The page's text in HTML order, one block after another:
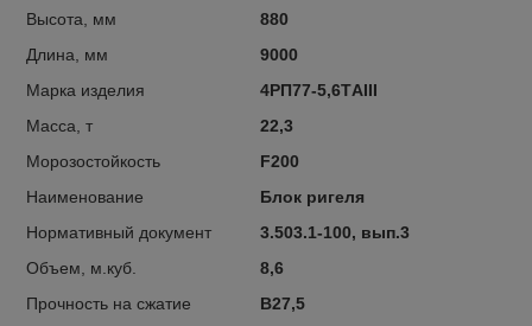
Высота, мм
880
Длина, мм
9000
Марка изделия
4РП77-5,6ТAIII
Масса, т
22,3
Морозостойкость
F200
Наименование
Блок ригеля
Нормативный документ
3.503.1-100, вып.3
Объем, м.куб.
8,6
Прочность на сжатие
B27,5